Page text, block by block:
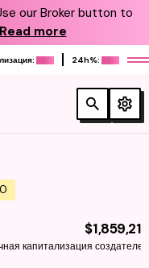
our Broker button to
Read more
24h%:
$1,859,213
капитализация создателей